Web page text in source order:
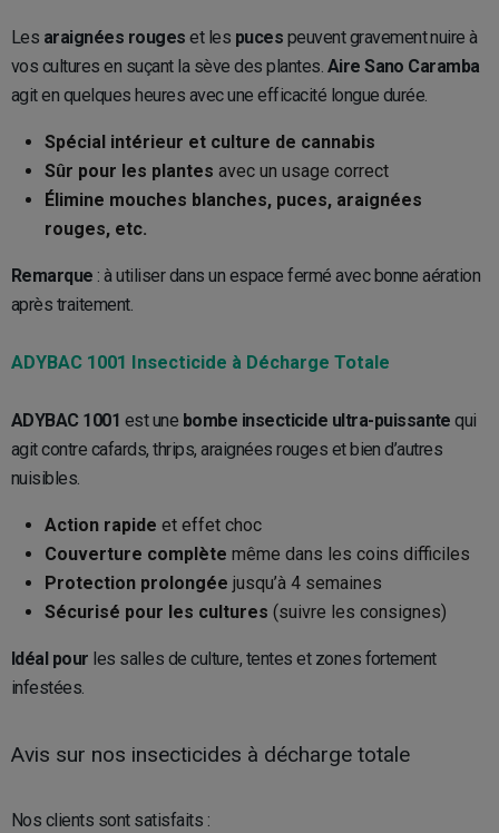
Les araignées rouges et les puces peuvent gravement nuire à
vos cultures en suçant la sève des plantes. Aire Sano Caramba
agit en quelques heures avec une efficacité longue durée.
Spécial intérieur et culture de cannabis
Sûr pour les plantes avec un usage correct
Élimine mouches blanches, puces, araignées
rouges, etc.
Remarque : à utiliser dans un espace fermé avec bonne aération
après traitement.
ADYBAC 1001 Insecticide à Décharge Totale
ADYBAC 1001 est une bombe insecticide ultra-puissante qui
agit contre cafards, thrips, araignées rouges et bien d’autres
nuisibles.
Action rapide et effet choc
Couverture complète même dans les coins difficiles
Protection prolongée jusqu’à 4 semaines
Sécurisé pour les cultures (suivre les consignes)
Idéal pour les salles de culture, tentes et zones fortement
infestées.
Avis sur nos insecticides à décharge totale
Nos clients sont satisfaits :